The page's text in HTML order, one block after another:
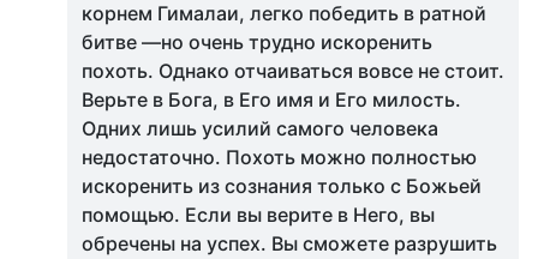
корнем Гималаи, легко победить в ратной
битве —но очень трудно искоренить
похоть. Однако отчаиваться вовсе не стоит.
Верьте в Бога, в Его имя и Его милость.
Одних лишь усилий самого человека
недостаточно. Похоть можно полностью
искоренить из сознания только с Божьей
помощью. Если вы верите в Него, вы
обречены на успех. Вы сможете разрушить